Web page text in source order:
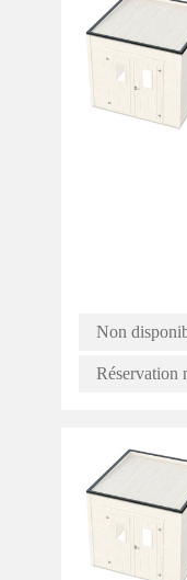
Non
Réservation